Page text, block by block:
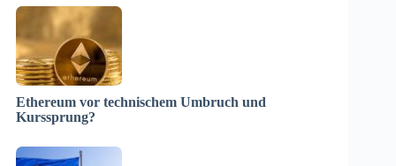
Ethereum vor technischem Umbruch und
Kurssprung?